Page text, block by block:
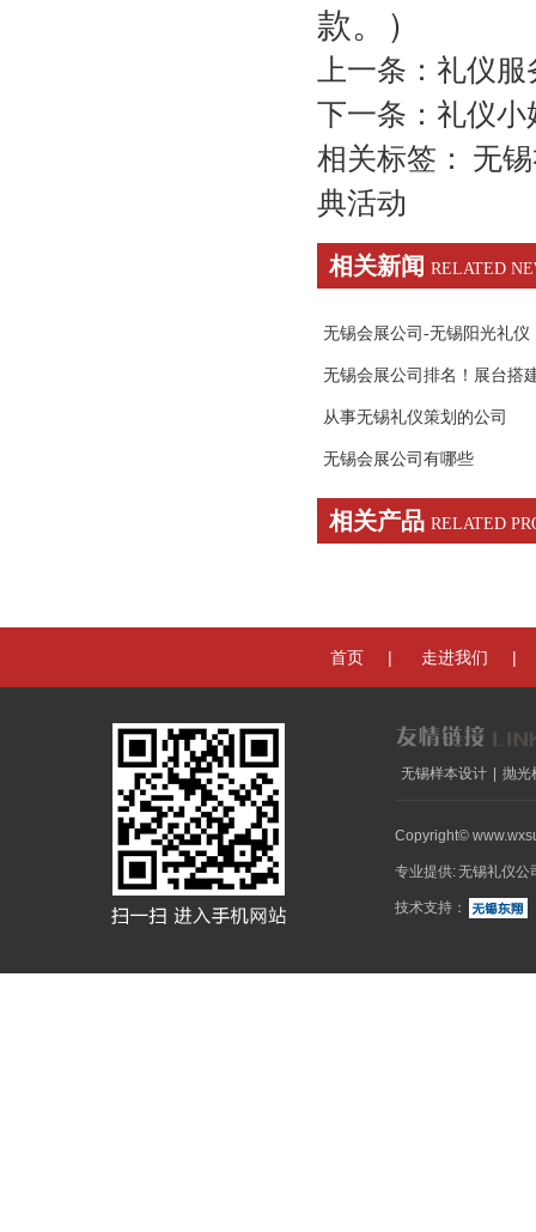
款。）
上一条： 礼仪服
下一条： 礼仪小
相关标签：
无
典活动
相关新闻 RELATED
无锡会展公司-无锡阳光礼仪
无锡会展公司排名！展台搭
从事无锡礼仪策划的公司
无锡会展公司有哪些
相关产品 RELATED
首页 | 走进我们 |
无锡样本设计 抛光
Copyright©
专业提供:无锡礼仪公
技术支持：